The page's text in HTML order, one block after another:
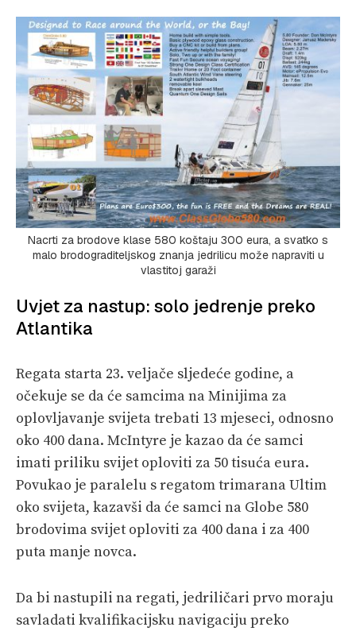
Nacrti za brodove klase 580 koštaju 300 eura, a svatko s
malo brodograditeljskog znanja jedrilicu može napraviti u
vlastitoj garaži
Uvjet za nastup: solo jedrenje preko
Atlantika
Regata starta 23. veljače sljedeće godine, a
očekuje se da će samcima na Minijima za
oplovljavanje svijeta trebati 13 mjeseci, odnosno
oko 400 dana. McIntyre je kazao da će samci
imati priliku svijet oploviti za 50 tisuća eura.
Povukao je paralelu s regatom trimarana Ultim
oko svijeta, kazavši da će samci na Globe 580
brodovima svijet oploviti za 400 dana i za 400
puta manje novca.
Da bi nastupili na regati, jedriličari prvo moraju
savladati kvalifikacijsku navigaciju preko